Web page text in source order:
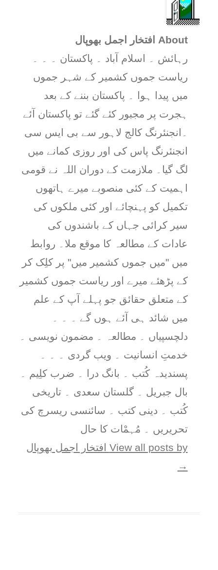
About افتخار اجمل بھوپال
رہائش ۔ اسلام آباد ۔ پاکستان ۔ ۔ ۔
ریاست جموں کشمیر کے شہر جموں
میں پیدا ہوا ۔ پاکستان بننے کے بعد
ہجرت پر مجبور کئے گئے تو پاکستان آئے
۔انجنئرنگ کالج لاہور سے بی ایس سی
انجنئرنگ پاس کی اور روزی کمانے میں
لگ گیا۔ ملازمت کے دوران اللہ نے قومی
اہمیت کے کئی منصوبے میرے ہاتھوں
تکمیل کو پہنچائے اور کئی ملکوں کی
سیر کرائی جہاں کے باشندوں کی
عادات کے مطالعہ کا موقع ملا۔ روابط
میں "میں جموں کشمیر میں" پر کلِک کر
کے پڑھئے میرے اور ریاست جموں کشمیر
کے متعلق حقائق جو پہلے آپ کے علم
میں شائد ہی آئے ہوں گے ۔ ۔ ۔
دلچسپیاں ۔ مطالعہ ۔ مضمون نویسی ۔
خدمتِ انسانیت ۔ ویب گردی ۔ ۔ ۔
پسندیدہ کُتب ۔ بانگ درا ۔ ضرب کلِیم ۔
بال جبریل ۔ گلستان سعدی ۔ تاریخی
کُتب ۔ دینی کتب ۔ سائنسی ریسرچ کی
تحریریں ۔ مُہمْات کا حال
View all posts by افتخار اجمل بھوپال
→